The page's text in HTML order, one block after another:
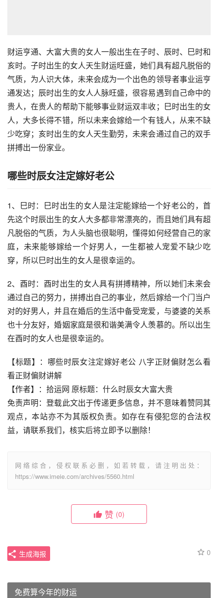
财运亨通、大富大贵的女人一般出生在子时、辰时、巳时和
亥时。子时出生的女人天生财运旺盛，她们具有超凡脱俗的
气质，为人识大体，未来会成为一个出色的领导者事业运亨
通发达；辰时出生的女人人脉旺盛，很容易遇到自己命中的
贵人，在贵人的帮助下能够事业财运双丰收；巳时出生的女
人，大多长得不错，所以未来会嫁给一个有钱人，从来不缺
少吃穿；亥时出生的女人天生勤劳，未来会通过自己的双手
拼搏出一份家业。
哪些时辰女注定嫁好老公
1、巳时：巳时出生的女人是注定能嫁给一个好老公的，首
先这个时辰出生的女人大多都非常漂亮的，而且她们具有超
凡脱俗的气质，为人头脑也很聪明，懂得如何经营自己的家
庭，未来能够嫁给一个好男人，一生都被人宠爱不缺少吃
穿，所以巳时出生的女人是很幸运的。
2、酉时：酉时出生的女人具有拼搏精神，所以她们未来会
通过自己的努力，拼搏出自己的事业，然后嫁给一个门当户
对的好男人，并且在婚后的生活中备受宠爱，与婆婆的关系
也十分友好，婚姻家庭是很和谐美满令人羡慕的。所以出生
在酉时的女人也是很幸运的。
【标题】：哪些时辰女注定嫁好老公 八字正财偏财怎么看
看正财偏财讲解
【作者】：拾运网 原标题：什么时辰女大富大贵
免责声明：登载此文出于传递更多信息，并不意味着赞同其
观点，本站亦不为其版权负责。如存在有侵犯您的合法权
益，请联系我们，核实后将立即予以删除！
网络综合，侵权联系必删，如若转载，请注明出处：
https://www.imeie.com/archives/5560.html
赞 (0)
0
生成海报
免费算今年的财运